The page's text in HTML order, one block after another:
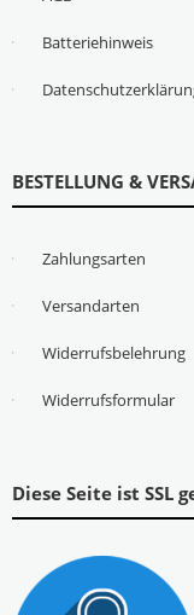
Batteriehinweis
BESTELLUNG &
Zahlungsarten
Versandarten
Widerrufsbelehrung
Widerrufsformular
Diese Seite ist SSL